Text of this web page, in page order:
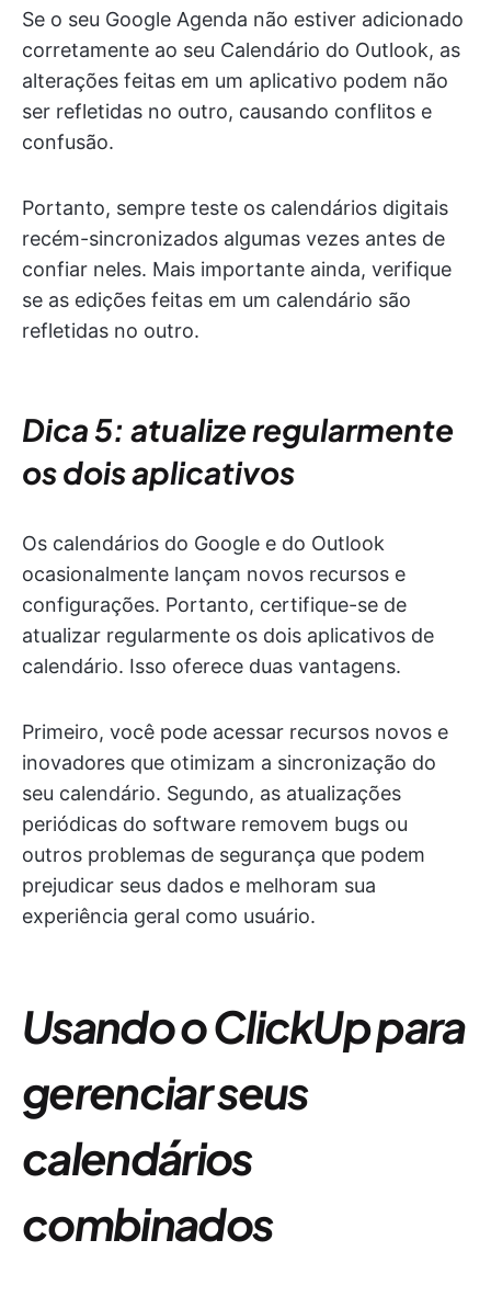
Se o seu Google Agenda não estiver adicionado
corretamente ao seu Calendário do Outlook, as
alterações feitas em um aplicativo podem não
ser refletidas no outro, causando conflitos e
confusão.
Portanto, sempre teste os calendários digitais
recém-sincronizados algumas vezes antes de
confiar neles. Mais importante ainda, verifique
se as edições feitas em um calendário são
refletidas no outro.
Dica 5: atualize regularmente
os dois aplicativos
Os calendários do Google e do Outlook
ocasionalmente lançam novos recursos e
configurações. Portanto, certifique-se de
atualizar regularmente os dois aplicativos de
calendário. Isso oferece duas vantagens.
Primeiro, você pode acessar recursos novos e
inovadores que otimizam a sincronização do
seu calendário. Segundo, as atualizações
periódicas do software removem bugs ou
outros problemas de segurança que podem
prejudicar seus dados e melhoram sua
experiência geral como usuário.
Usando o ClickUp para
gerenciar seus
calendários
combinados